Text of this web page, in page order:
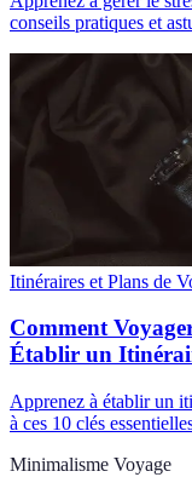
conseils pratiques et
Itinéraires et Plans de
Comment
Établir un
Apprenez à établir un
à ces 10 clés
Minimalisme Voyage